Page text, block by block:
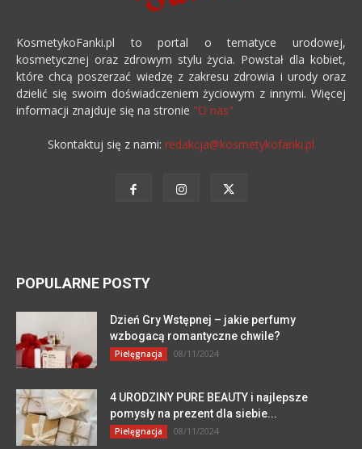
KosmetykoFanki.pl to portal o tematyce urodowej,
kosmetycznej oraz zdrowym stylu życia. Powstał dla kobiet,
które chcą poszerzać wiedzę z zakresu zdrowia i urody oraz
dzielić się swoim doświadczeniem życiowym z innymi. Więcej
informacji znajduje się na stronie "O nas"
Skontaktuj się z nami: redakcja@kosmetykofanki.pl
POPULARNE POSTY
Dzień Gry Wstępnej – jakie perfumy
wzbogacą romantyczne chwile?
Pielęgnacja 08/11/2024
4 URODZINY PURE BEAUTY i najlepsze
pomysły na prezent dla siebie...
Pielęgnacja 08/11/2024